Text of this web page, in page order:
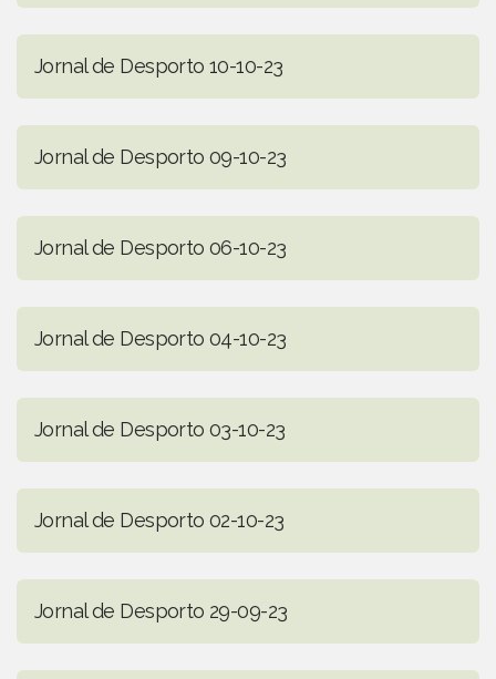
Jornal de Desporto 10-10-23
Jornal de Desporto 09-10-23
Jornal de Desporto 06-10-23
Jornal de Desporto 04-10-23
Jornal de Desporto 03-10-23
Jornal de Desporto 02-10-23
Jornal de Desporto 29-09-23